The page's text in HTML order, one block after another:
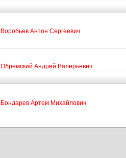
Воробьев Антон Сергеевич
Обремский Андрей Валерьевич
Бондарев Артем Михайлович